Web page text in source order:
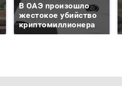
В ОАЭ произошло
жестокое убийство
криптомиллионера